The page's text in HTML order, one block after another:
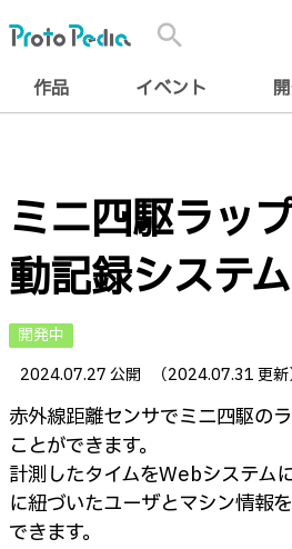
search
作品 イベント
ミニ四駆ラッ
動記録システム
開発中
2024.07.27 公開
（2024.07.31 更新
赤外線距離センサでミニ四駆の
ことができます。
計測したタイムをWebシステム
に紐づいたユーザとマシン情報
できます。